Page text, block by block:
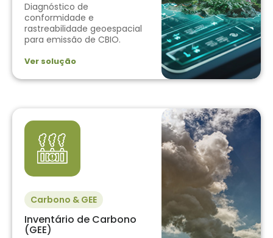
Diagnóstico de
conformidade e
rastreabilidade geoespacial
para emissão de CBIO.
Ver solução
Carbono & GEE
Inventário de Carbono
(GEE)